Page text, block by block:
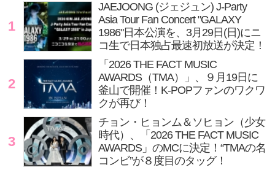
1
JAEJOONG (ジェジュン) J-Party
Asia Tour Fan Concert "GALAXY
1986"日本公演を、3月29日(日)にニ
コ生で日本独占最速初放送が決定！
2
「2026 THE FACT MUSIC
AWARDS（TMA）」、９月19日に
釜山で開催！K-POPファンのワクワ
クが再び！
3
チョン・ヒョンム＆ソヒョン（少女
時代）、「2026 THE FACT MUSIC
AWARDS」のMCに決定！“TMAの名
コンビ”が８度目のタッグ！